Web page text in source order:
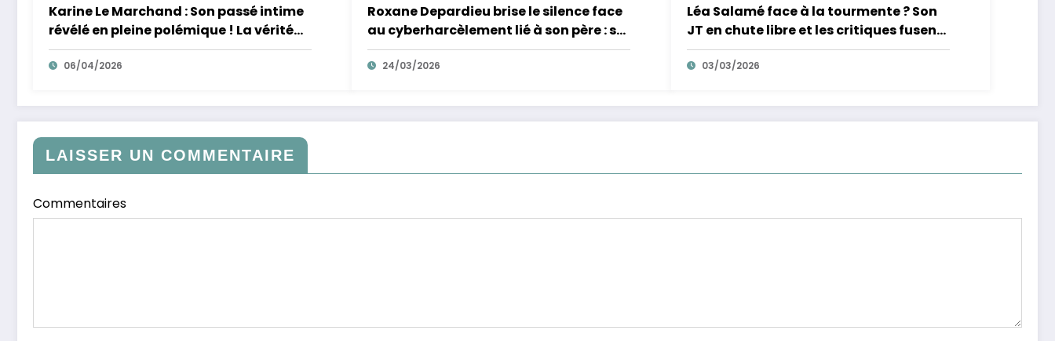
Karine Le Marchand : Son passé intime
révélé en pleine polémique ! La vérité
éclate sur ses accusations de racisme.
06/04/2026
Roxane Depardieu brise le silence face
au cyberharcèlement lié à son père : sa
réponse inattendue !
24/03/2026
Léa Salamé face à la tourmente ? Son
JT en chute libre et les critiques fusent
!
03/03/2026
LAISSER UN COMMENTAIRE
Commentaires